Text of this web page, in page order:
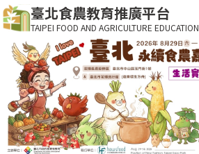
臺北食農教育推廣平台
TAIPEI FOOD AND AGRICULTURE EDUCATION